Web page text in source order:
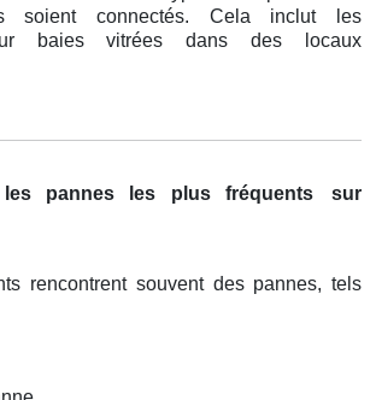
soient connectés. Cela inclut les
baies vitrées dans des locaux
pannes les plus fréquents
sur
rencontrent souvent des pannes, tels